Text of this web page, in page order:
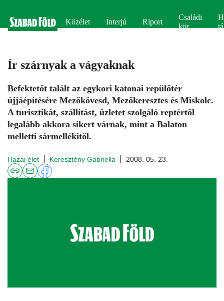
Közélet Interjú Riport
Családi
kör
Ír szárnyak a vágyaknak
Befektetőt talált az egykori katonai repülőtér
újjáépítésére Mezőkövesd, Mezőkeresztes és Miskolc.
A turisztikát, szállítást, üzletet szolgáló reptértől
legalább akkora sikert várnak, mint a Balaton
melletti sármellékitől.
Hazai élet Keresztény Gabriella 2008. 05. 23.